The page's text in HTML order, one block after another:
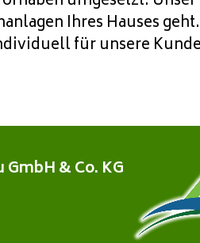
Ihres Hauses
für unsere
& Co. KG